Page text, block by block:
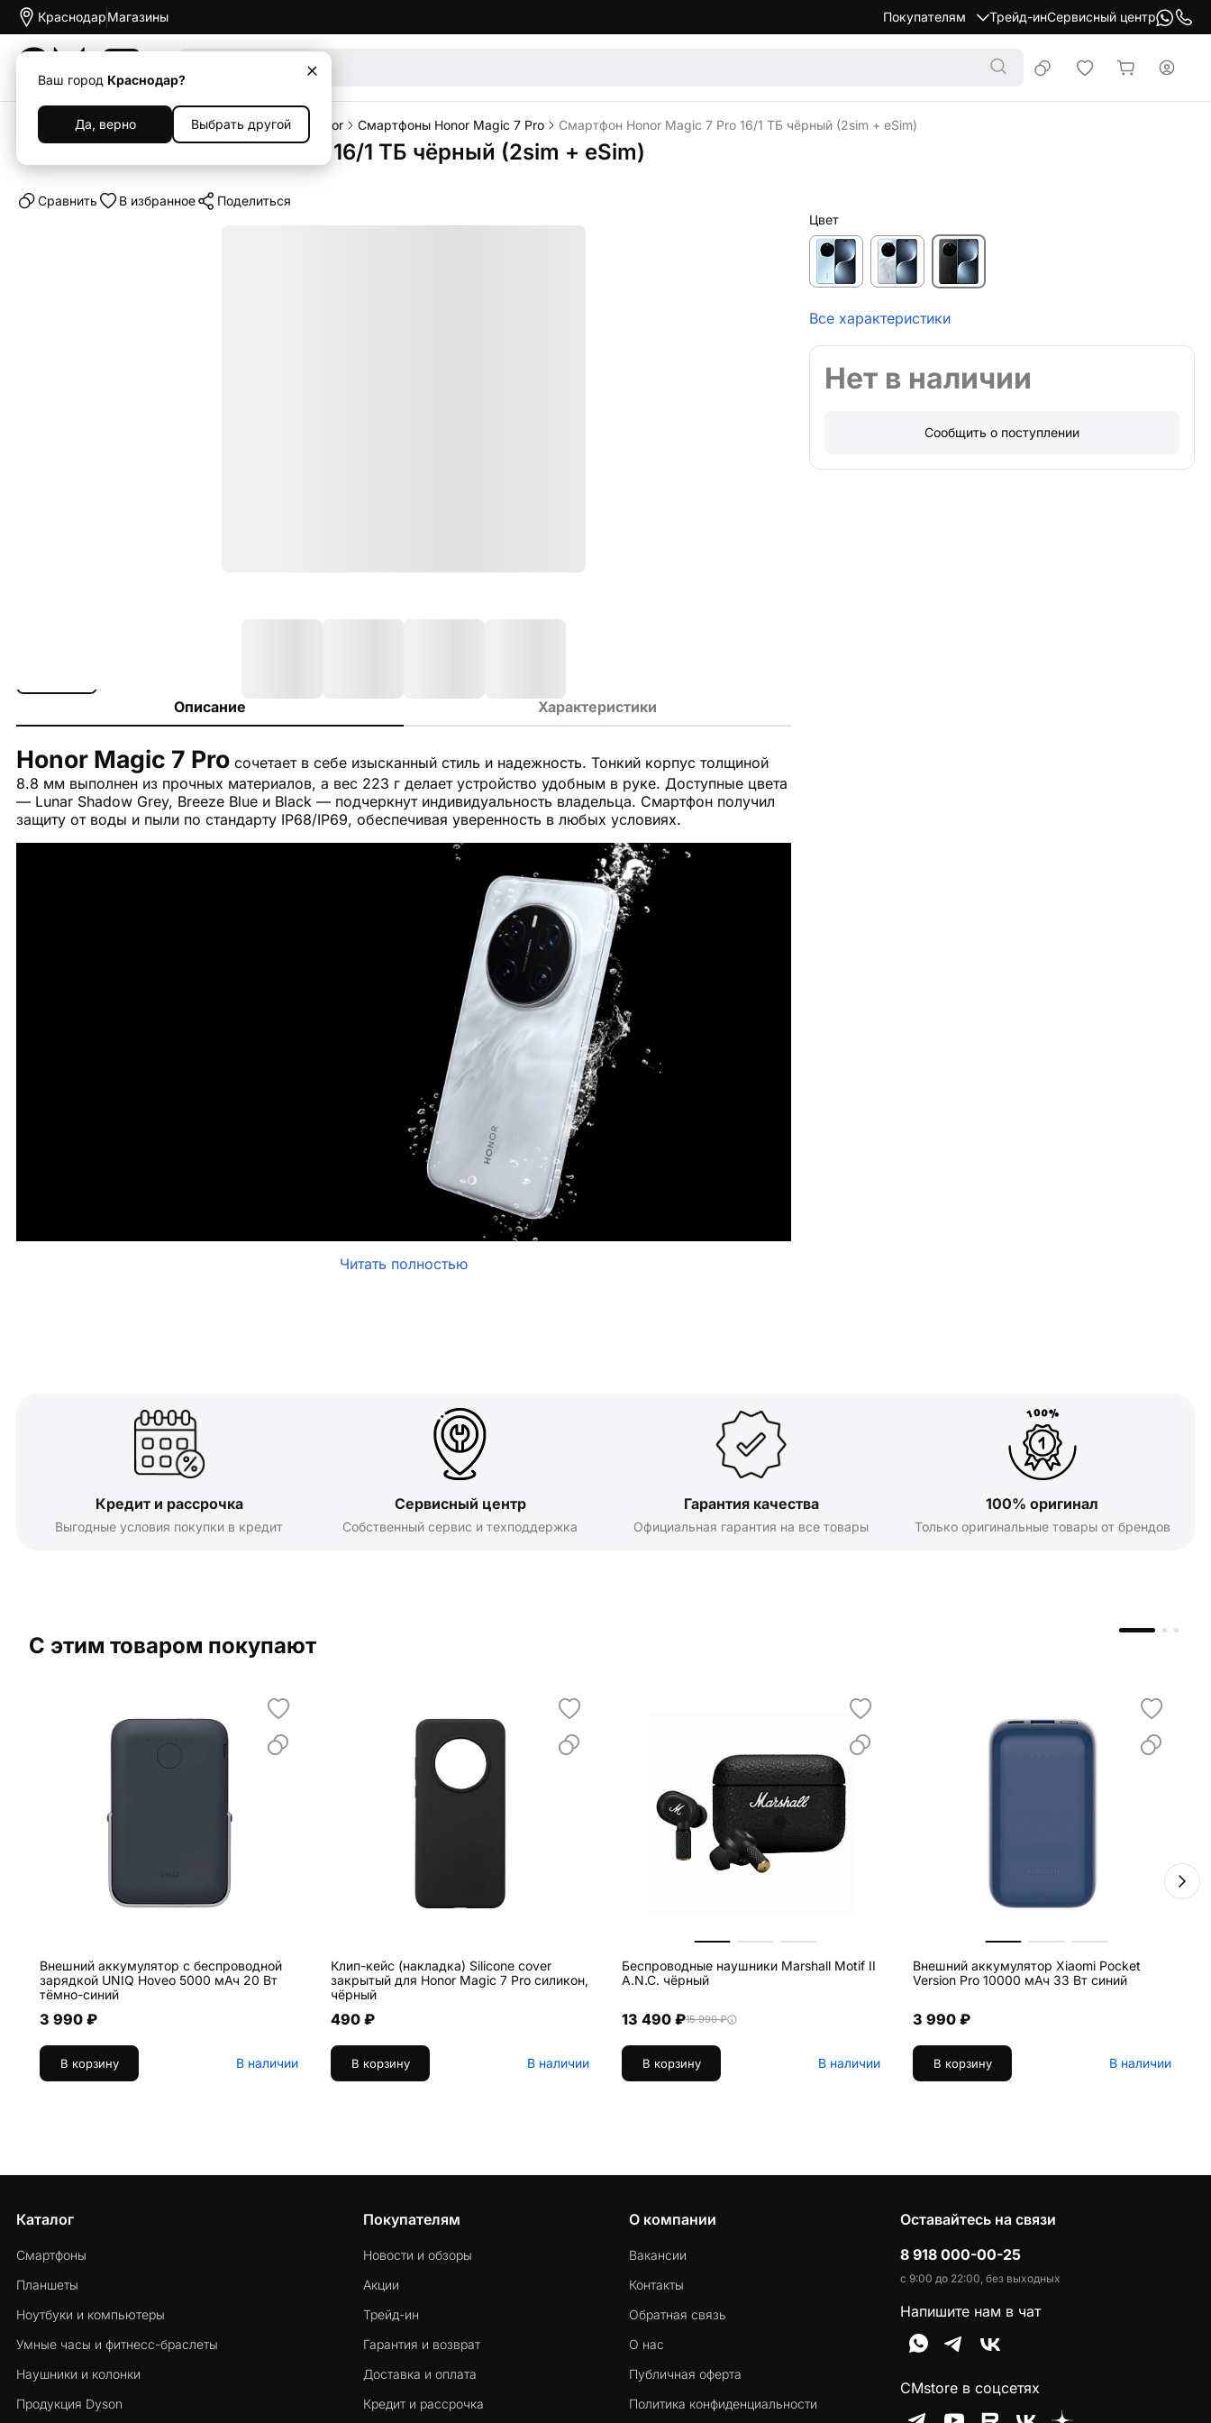
Краснодар
Ваш город Краснодар?
Да, верно Выбрать другой
Магазины Покупателям Трейд-инСервисный центр
Каталог Смартфоны Смартфоны Honor Смартфоны Honor Magic 7 Pro Смартфон Honor Magic 7 Pro 16/1 ТБ чёрный (2sim + eSim)
Смартфон Honor Magic 7 Pro 16/1 ТБ чёрный (2sim + eSim)
Cравнить В избранное Поделиться
Описание Характеристики
Honor Magic 7 Pro сочетает в себе изысканный стиль и надежность. Тонкий корпус толщиной
8.8 мм выполнен из прочных материалов, а вес 223 г делает устройство удобным в руке. Доступные цвета
— Lunar Shadow Grey, Breeze Blue и Black — подчеркнут индивидуальность владельца. Смартфон получил
защиту от воды и пыли по стандарту IP68/IP69, обеспечивая уверенность в любых условиях.
Читать полностью
Цвет
Все характеристики
Нет в наличии
Сообщить о поступлении
Кредит и рассрочка
Выгодные условия покупки в кредит
Сервисный центр
Собственный сервис и техподдержка
Гарантия качества
Официальная гарантия на все товары
100% оригинал
Только оригинальные товары от брендов
С этим товаром покупают
Внешний аккумулятор с беспроводной
зарядкой UNIQ Hoveo 5000 мАч 20 Вт
тёмно-синий
3 990 ₽
В корзину В наличии
Клип-кейс (накладка) Silicone cover
закрытый для Honor Magic 7 Pro силикон,
чёрный
490 ₽
В корзину В наличии
Беспроводные наушники Marshall Motif II
A.N.C. чёрный
13 490 ₽15 990 ₽
В корзину В наличии
Внешний аккумулятор Xiaomi Pocket
Version Pro 10000 мАч 33 Вт синий
3 990 ₽
В корзину В наличии
Каталог
Смартфоны
Планшеты
Ноутбуки и компьютеры
Умные часы и фитнесс-браслеты
Наушники и колонки
Продукция Dyson
Покупателям
Новости и обзоры
Акции
Трейд-ин
Гарантия и возврат
Доставка и оплата
Кредит и рассрочка
О компании
Вакансии
Контакты
Обратная связь
О нас
Публичная оферта
Политика конфиденциальности
Оставайтесь на связи
8 918 000-00-25
с 9:00 до 22:00, без выходных
Напишите нам в чат
CMstore в соцсетях